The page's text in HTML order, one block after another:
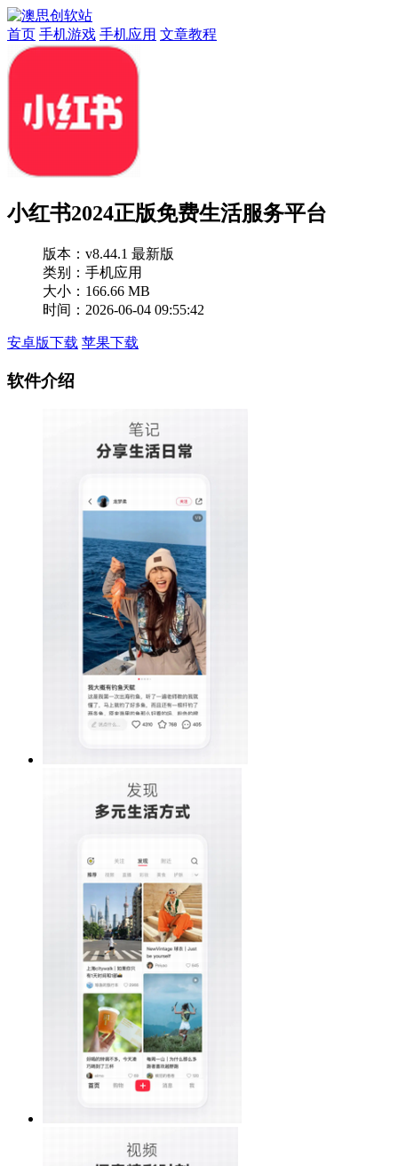
首页 手机游戏 手机应用 文章教程
小红书2024正版免费生活服务平台
版本： v8.44.1 最新版
类别：手机应用
大小：166.66 MB
时间：2026-06-04 09:55:42
安卓版下载 苹果下载
软件介绍